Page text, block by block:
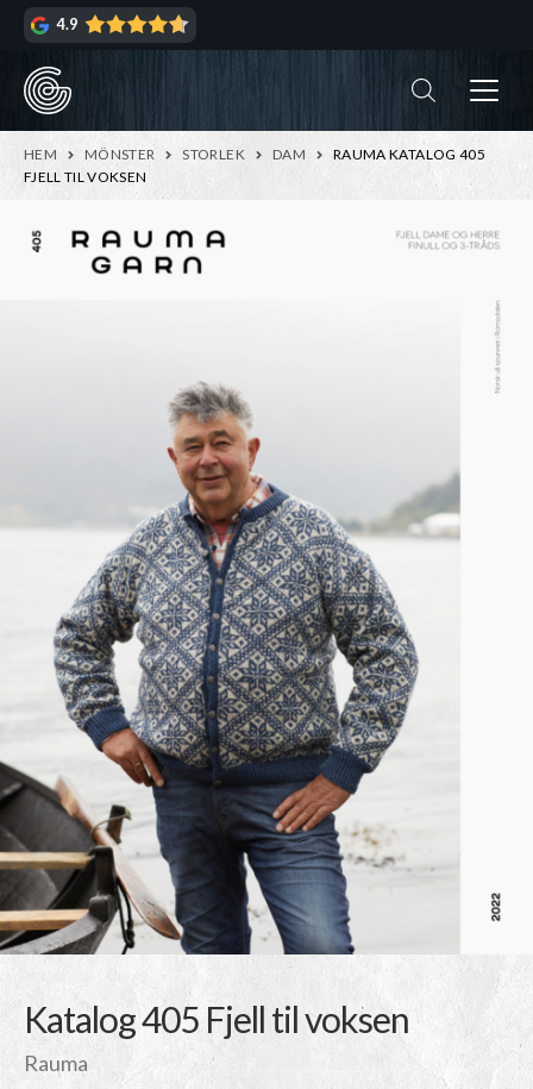
Hoppa
navigering
Hoppa
innehåll
4.9
HEM MÖNSTER STORLEK DAM
RAUMA KATALOG 405
FJELL TIL VOKSEN
Katalog 405 Fjell til voksen
Rauma